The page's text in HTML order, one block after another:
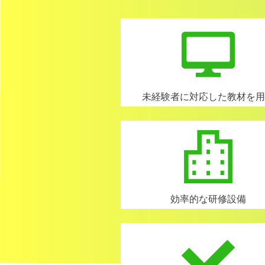
未経験者に対応した教材を
効率的な研修設備